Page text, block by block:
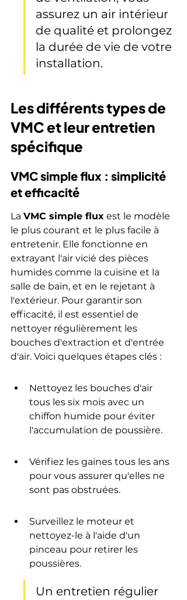
assurez un air intérieur
de qualité et prolongez
la durée de vie de votre
installation.
Les différents types de
VMC et leur entretien
spécifique
VMC simple flux : simplicité
et efficacité
La VMC simple flux est le modèle
le plus courant et le plus facile à
entretenir. Elle fonctionne en
extrayant l'air vicié des pièces
humides comme la cuisine et la
salle de bain, et en le rejetant à
l'extérieur. Pour garantir son
efficacité, il est essentiel de
nettoyer régulièrement les
bouches d'extraction et d'entrée
d'air. Voici quelques étapes clés :
Nettoyez les bouches d'air
tous les six mois avec un
chiffon humide pour éviter
l'accumulation de poussière.
Vérifiez les gaines tous les ans
pour vous assurer qu'elles ne
sont pas obstruées.
Surveillez le moteur et
nettoyez-le à l'aide d'un
pinceau pour retirer les
poussières.
Un entretien régulier